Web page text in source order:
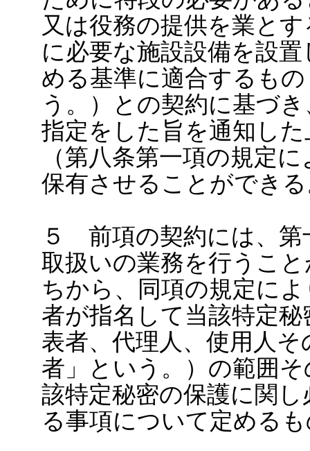
又は役務の提供を業と
に必要な施設設備を設
める基準に適合するも
う。）との契約に基づ
指定をした旨を通知し
（第八条第一項の規定
保有させることができ
５ 前項の契約には、第
取扱いの業務を行うこ
ちから、同項の規定に
者が指名して当該特定
表者、代理人、使用人
者」という。）の範囲
該特定秘密の保護に関
る事項について定める